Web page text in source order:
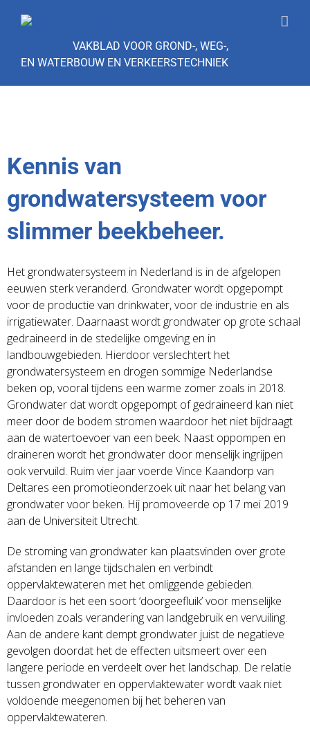
naar
VAKBLAD VOOR GROND-, WEG-,
EN WATERBOUW EN VERKEERSTECHNIEK
Kennis van
grondwatersysteem voor
slimmer beekbeheer.
Het grondwatersysteem in Nederland is in de afgelopen
eeuwen sterk veranderd. Grondwater wordt opgepompt
voor de productie van drinkwater, voor de industrie en als
irrigatiewater. Daarnaast wordt grondwater op grote schaal
gedraineerd in de stedelijke omgeving en in
landbouwgebieden. Hierdoor verslechtert het
grondwatersysteem en drogen sommige Nederlandse
beken op, vooral tijdens een warme zomer zoals in 2018.
Grondwater dat wordt opgepompt of gedraineerd kan niet
meer door de bodem stromen waardoor het niet bijdraagt
aan de watertoevoer van een beek. Naast oppompen en
draineren wordt het grondwater door menselijk ingrijpen
ook vervuild. Ruim vier jaar voerde Vince Kaandorp van
Deltares een promotieonderzoek uit naar het belang van
grondwater voor beken. Hij promoveerde op 17 mei 2019
aan de Universiteit Utrecht.
De stroming van grondwater kan plaatsvinden over grote
afstanden en lange tijdschalen en verbindt
oppervlaktewateren met het omliggende gebieden.
Daardoor is het een soort ‘doorgeefluik’ voor menselijke
invloeden zoals verandering van landgebruik en vervuiling.
Aan de andere kant dempt grondwater juist de negatieve
gevolgen doordat het de effecten uitsmeert over een
langere periode en verdeelt over het landschap. De relatie
tussen grondwater en oppervlaktewater wordt vaak niet
voldoende meegenomen bij het beheren van
oppervlaktewateren.